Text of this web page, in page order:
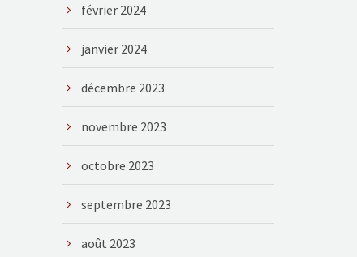
février 2024
janvier 2024
décembre 2023
novembre 2023
octobre 2023
septembre 2023
août 2023